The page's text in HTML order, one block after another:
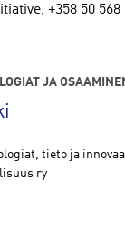
+358 50
JA
tieto ja
ry